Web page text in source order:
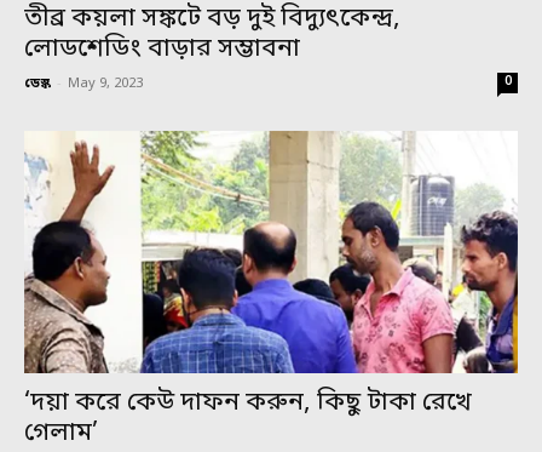
তীব্র কয়লা সঙ্কটে বড় দুই বিদ্যুৎকেন্দ্র,
লোডশেডিং বাড়ার সম্ভাবনা
ডেস্ক - May 9, 2023 0
‘দয়া করে কেউ দাফন করুন, কিছু টাকা রেখে
গেলাম’